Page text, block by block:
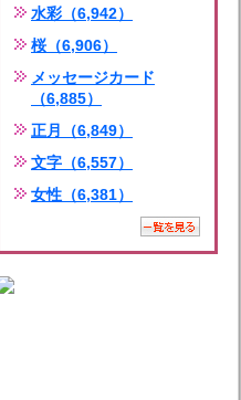
水彩（6,942）
桜（6,906）
メッセージカード
（6,885）
正月（6,849）
文字（6,557）
女性（6,381）